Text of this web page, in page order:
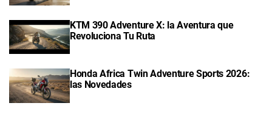
KTM 390 Adventure X: la Aventura que
Revoluciona Tu Ruta
Honda Africa Twin Adventure Sports 2026:
las Novedades